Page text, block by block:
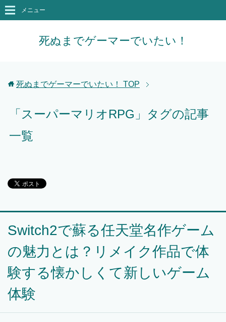
死ぬまでゲーマーでいたい！
メニュー
死ぬまでゲーマーでいたい！ TOP
「スーパーマリオRPG」タグの記事
一覧
Switch2で蘇る任天堂名作ゲーム
の魅力とは？リメイク作品で体
験する懐かしくて新しいゲーム
体験